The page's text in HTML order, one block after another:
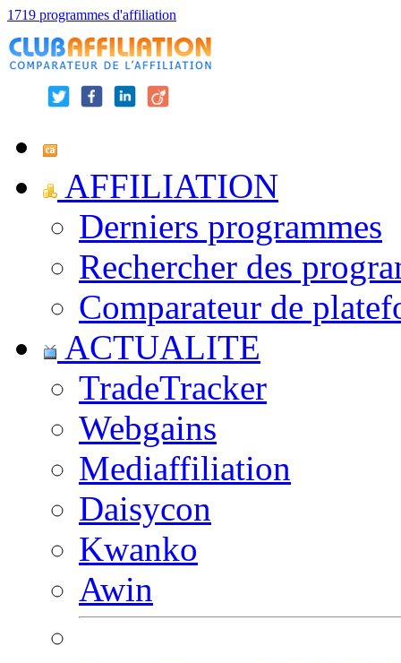
1719 programmes d'affiliation
AFFILIATION
Derniers programmes
Rechercher des
Comparateur de
ACTUALITE
TradeTracker
Webgains
Mediaffiliation
Daisycon
Kwanko
Awin